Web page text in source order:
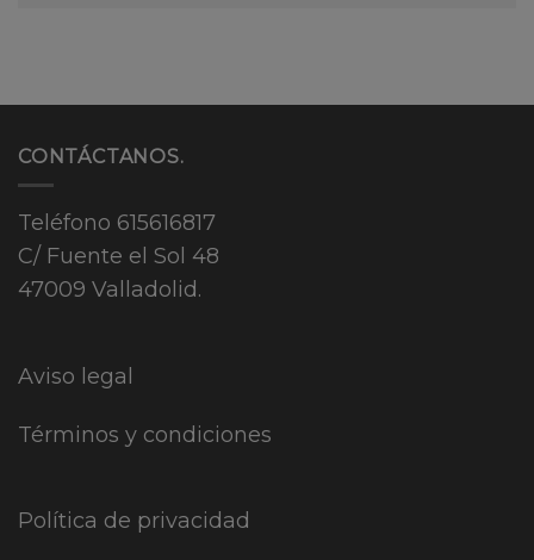
CONTÁCTANOS.
Teléfono 615616817
C/ Fuente el Sol 48
47009 Valladolid.
Aviso legal
Términos y condiciones
Política de privacidad